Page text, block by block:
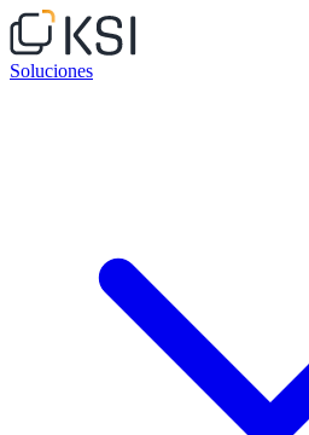
Soluciones